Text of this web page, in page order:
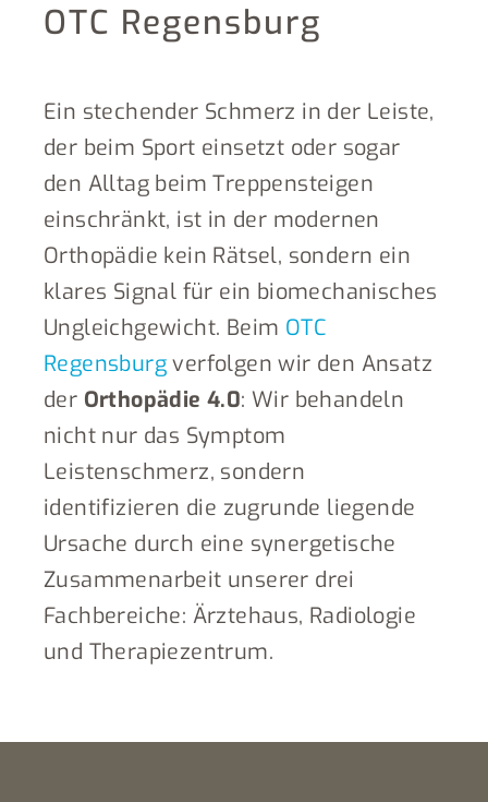
OTC Regensburg
Ein stechender Schmerz in der Leiste,
der beim Sport einsetzt oder sogar
den Alltag beim Treppensteigen
einschränkt, ist in der modernen
Orthopädie kein Rätsel, sondern ein
klares Signal für ein biomechanisches
Ungleichgewicht. Beim OTC
Regensburgverfolgen wir den Ansatz
der Orthopädie 4.0: Wir behandeln
nicht nur das Symptom
Leistenschmerz, sondern
identifizieren die zugrunde liegende
Ursache durch eine synergetische
Zusammenarbeit unserer drei
Fachbereiche: Ärztehaus, Radiologie
und Therapiezentrum.